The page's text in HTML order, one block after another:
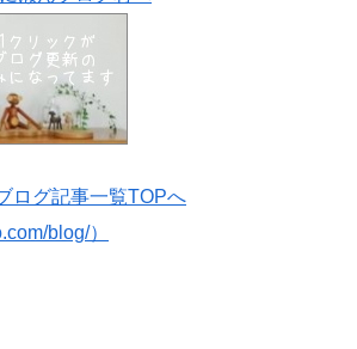
ログ記事一覧TOPへ
blog/）